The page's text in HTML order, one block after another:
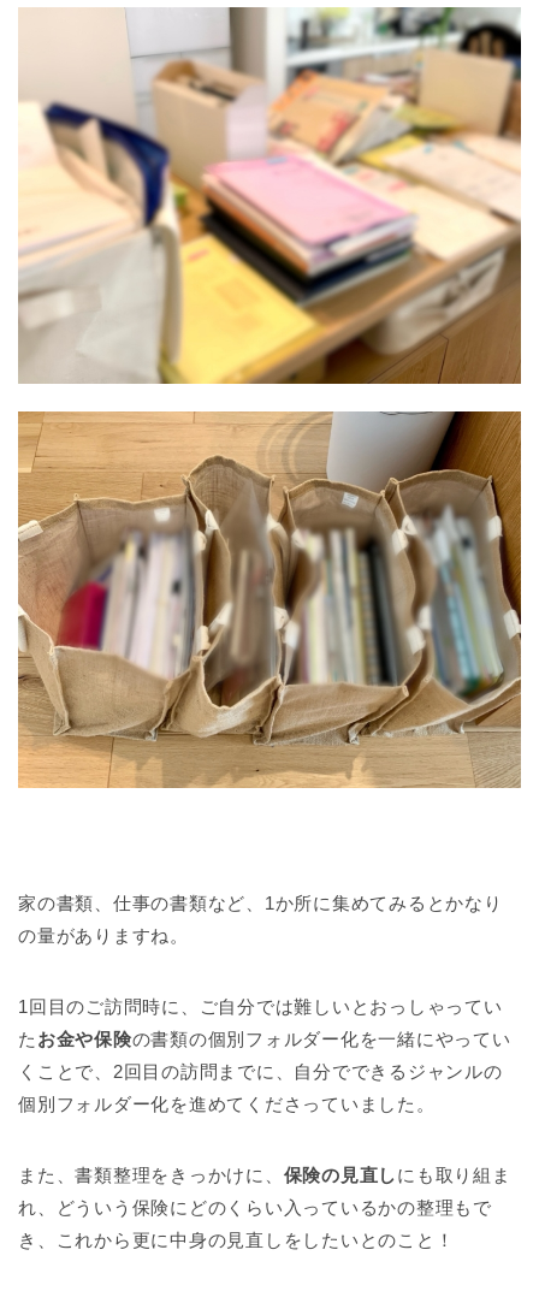
家の書類、仕事の書類など、1か所に集めてみるとかなり
の量がありますね。
1回目のご訪問時に、ご自分では難しいとおっしゃってい
た お金や保険の書類の個別フォルダー化を一緒にやってい
くことで、2回目の訪問までに、自分でできるジャンルの
個別フォルダー化を進めてくださっていました。
また、書類整理をきっかけに、 保険の見直しにも取り組ま
れ、どういう保険にどのくらい入っているかの整理もで
き、これから更に中身の見直しをしたいとのこと！